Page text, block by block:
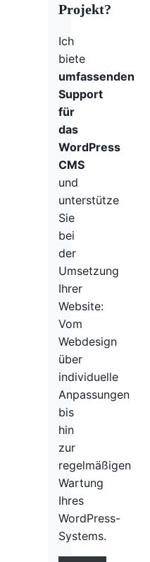
Projekt?
Ich
biete
umfassenden
Support
für
das
WordPress
CMS
und
unterstütze
Sie
bei
der
Umsetzung
Ihrer
Website:
Vom
Webdesign
über
individuelle
Anpassungen
bis
hin
zur
regelmäßigen
Wartung
Ihres
WordPress-
Systems.